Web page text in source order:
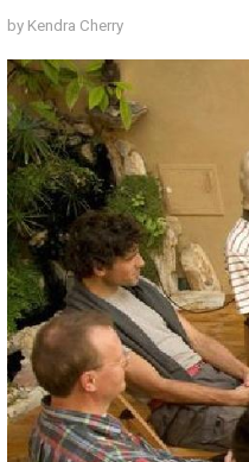
by Kendra Cherry